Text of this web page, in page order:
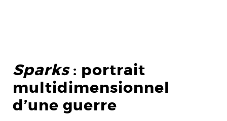
Sparks: portrait
multidimensionnel
d’une guerre